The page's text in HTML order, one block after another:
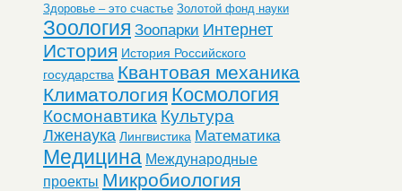
Здоровье – это счастье Золотой фонд науки
Зоология Зоопарки Интернет
История История Российского
государства Квантовая механика
Климатология Космология
Космонавтика Культура
Лженаука Лингвистика Математика
Медицина Международные
проекты Микробиология